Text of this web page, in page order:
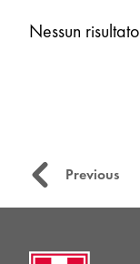
Nessun risultato
Previous